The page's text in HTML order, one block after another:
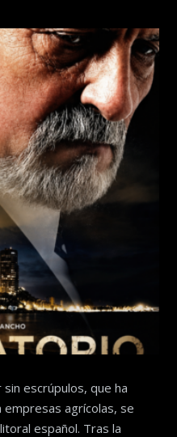
escrúpulos, que ha
empresas agrícolas, se
español. Tras la